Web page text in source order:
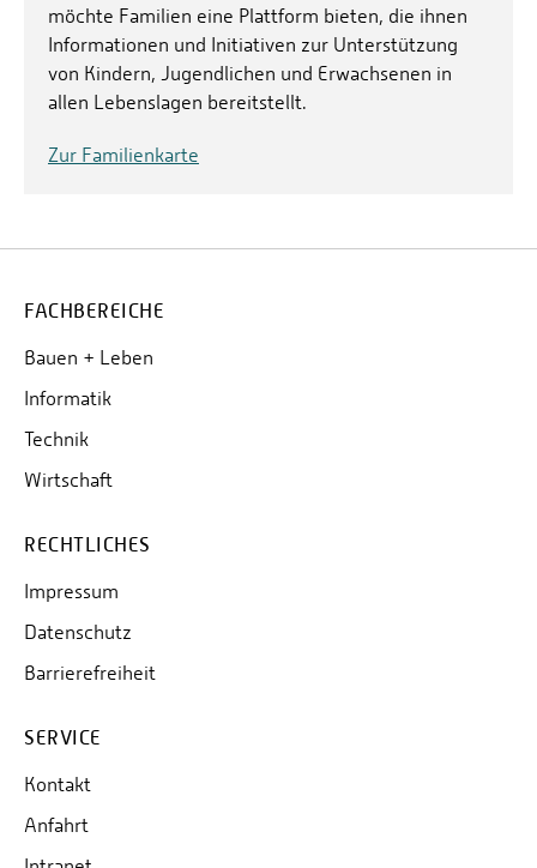
möchte Familien eine Plattform bieten, die ihnen
Informationen und Initiativen zur Unterstützung
von Kindern, Jugendlichen und Erwachsenen in
allen Lebenslagen bereitstellt.
Zur Familienkarte
FACHBEREICHE
Bauen + Leben
Informatik
Technik
Wirtschaft
RECHTLICHES
Impressum
Datenschutz
Barrierefreiheit
SERVICE
Kontakt
Anfahrt